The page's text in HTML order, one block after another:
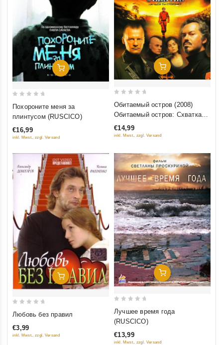
Добавить В Корзину
5
Похороните меня за
плинтусом (RUSCICO)
€16,99
inkl. Mwst., zzgl. Versand
Добавить В Корзину
5
Обитаемый остров (2008)
Обитаемый остров: Схватка
(2009)
€14,99
inkl. Mwst., zzgl. Versand
Добавить В Корзину
of
Любовь без правил
€3,99
inkl. Mwst., zzgl. Versand
Добавить В Корзину
out
5
Лучшее время года
(RUSCICO)
€13,99
inkl. Mwst., zzgl. Versand